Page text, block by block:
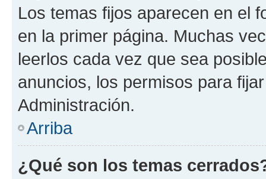
Los temas fijos aparecen en el
en la primer página. Muchas
leerlos cada vez que sea
anuncios, los permisos para
Administración.
Arriba
¿Qué son los temas